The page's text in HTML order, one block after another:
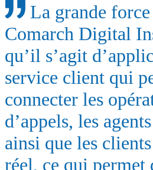
La grande
Comarch Digital
qu’il s’agit
service client qui
connecter les
d’appels, les
ainsi que les
réel, ce qui permet